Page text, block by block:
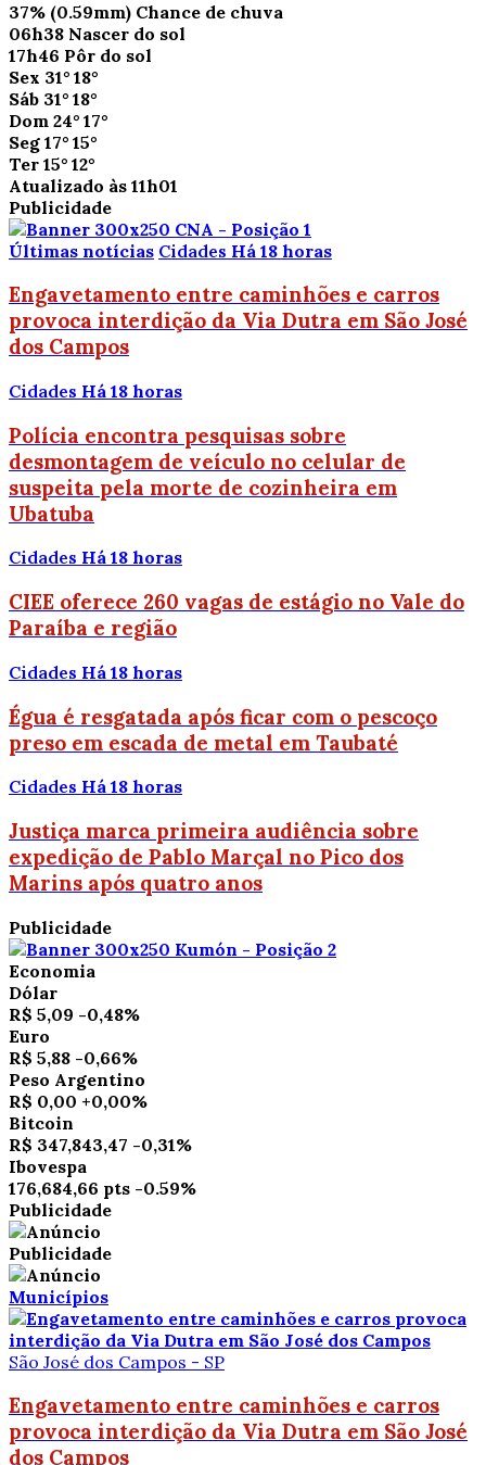
37% (0.59mm) Chance de chuva
06h38 Nascer do sol
17h46 Pôr do sol
Sex 31° 18°
Sáb 31° 18°
Dom 24° 17°
Seg 17° 15°
Ter 15° 12°
Atualizado às 11h01
Publicidade
Últimas notícias Cidades Há 18 horas
Engavetamento entre caminhões e carros
provoca interdição da Via Dutra em São José
dos Campos
Cidades Há 18 horas
Polícia encontra pesquisas sobre
desmontagem de veículo no celular de
suspeita pela morte de cozinheira em
Ubatuba
Cidades Há 18 horas
CIEE oferece 260 vagas de estágio no Vale do
Paraíba e região
Cidades Há 18 horas
Égua é resgatada após ficar com o pescoço
preso em escada de metal em Taubaté
Cidades Há 18 horas
Justiça marca primeira audiência sobre
expedição de Pablo Marçal no Pico dos
Marins após quatro anos
Publicidade
Economia
Dólar
R$ 5,09 -0,48%
Euro
R$ 5,88 -0,66%
Peso Argentino
R$ 0,00 +0,00%
Bitcoin
R$ 347,843,47 -0,31%
Ibovespa
176,684,66 pts -0.59%
Publicidade
Publicidade
Municípios
São José dos Campos - SP
Engavetamento entre caminhões e carros
provoca interdição da Via Dutra em São José
dos Campos